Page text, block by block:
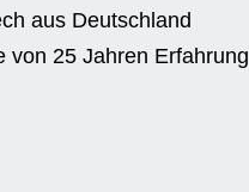
aus Deutschland
von 25 Jahren Erfahrung